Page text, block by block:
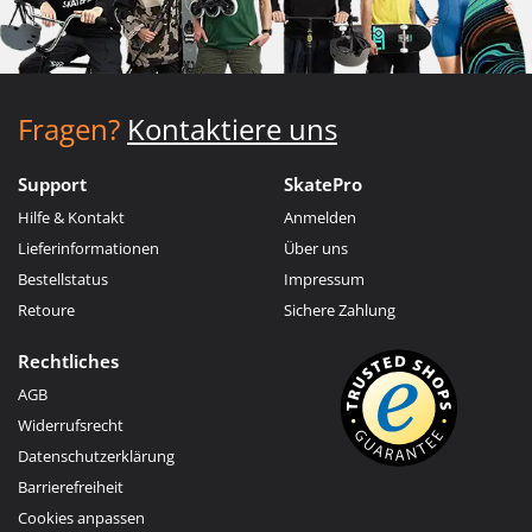
Fragen? Kontaktiere uns
Support
Hilfe & Kontakt
Lieferinformationen
Bestellstatus
Retoure
SkatePro
Anmelden
Über uns
Impressum
Sichere Zahlung
Rechtliches
AGB
Widerrufsrecht
Datenschutzerklärung
Barrierefreiheit
Cookies anpassen